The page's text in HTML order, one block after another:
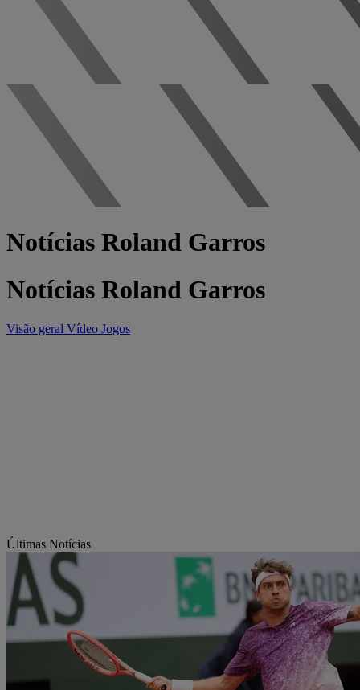
Notícias Roland Garros
Notícias Roland Garros
Visão geral Vídeo Jogos
Últimas Notícias